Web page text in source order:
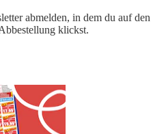
abmelden, in dem du auf den
klickst.